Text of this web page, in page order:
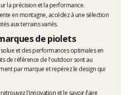
la précision et la performance.
en montagne, accédez à une sélection
aux terrains variés.
de piolets
et des performances optimales en
de référence de l'outdoor sont au
par marque et repérez le design qui
retrouvez l'innovation et le savoir-faire